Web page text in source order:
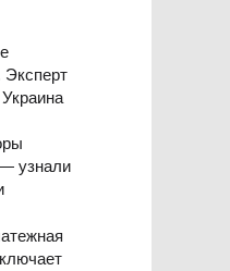
Эксперт
Украина
узнали